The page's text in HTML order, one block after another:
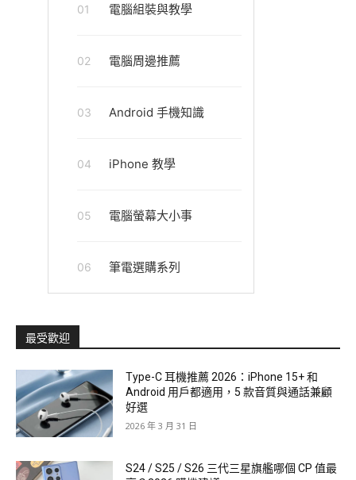
01 電腦組裝與教學
02 電腦周邊推薦
03 Android 手機知識
04 iPhone 教學
05 電腦螢幕大小事
06 筆電選購系列
最受歡迎
Type-C 耳機推薦 2026：iPhone 15+ 和
Android 用戶都適用，5 款音質與通話兼顧
好選
2026 年 3 月 31 日
S24 / S25 / S26 三代三星旗艦哪個 CP 值最